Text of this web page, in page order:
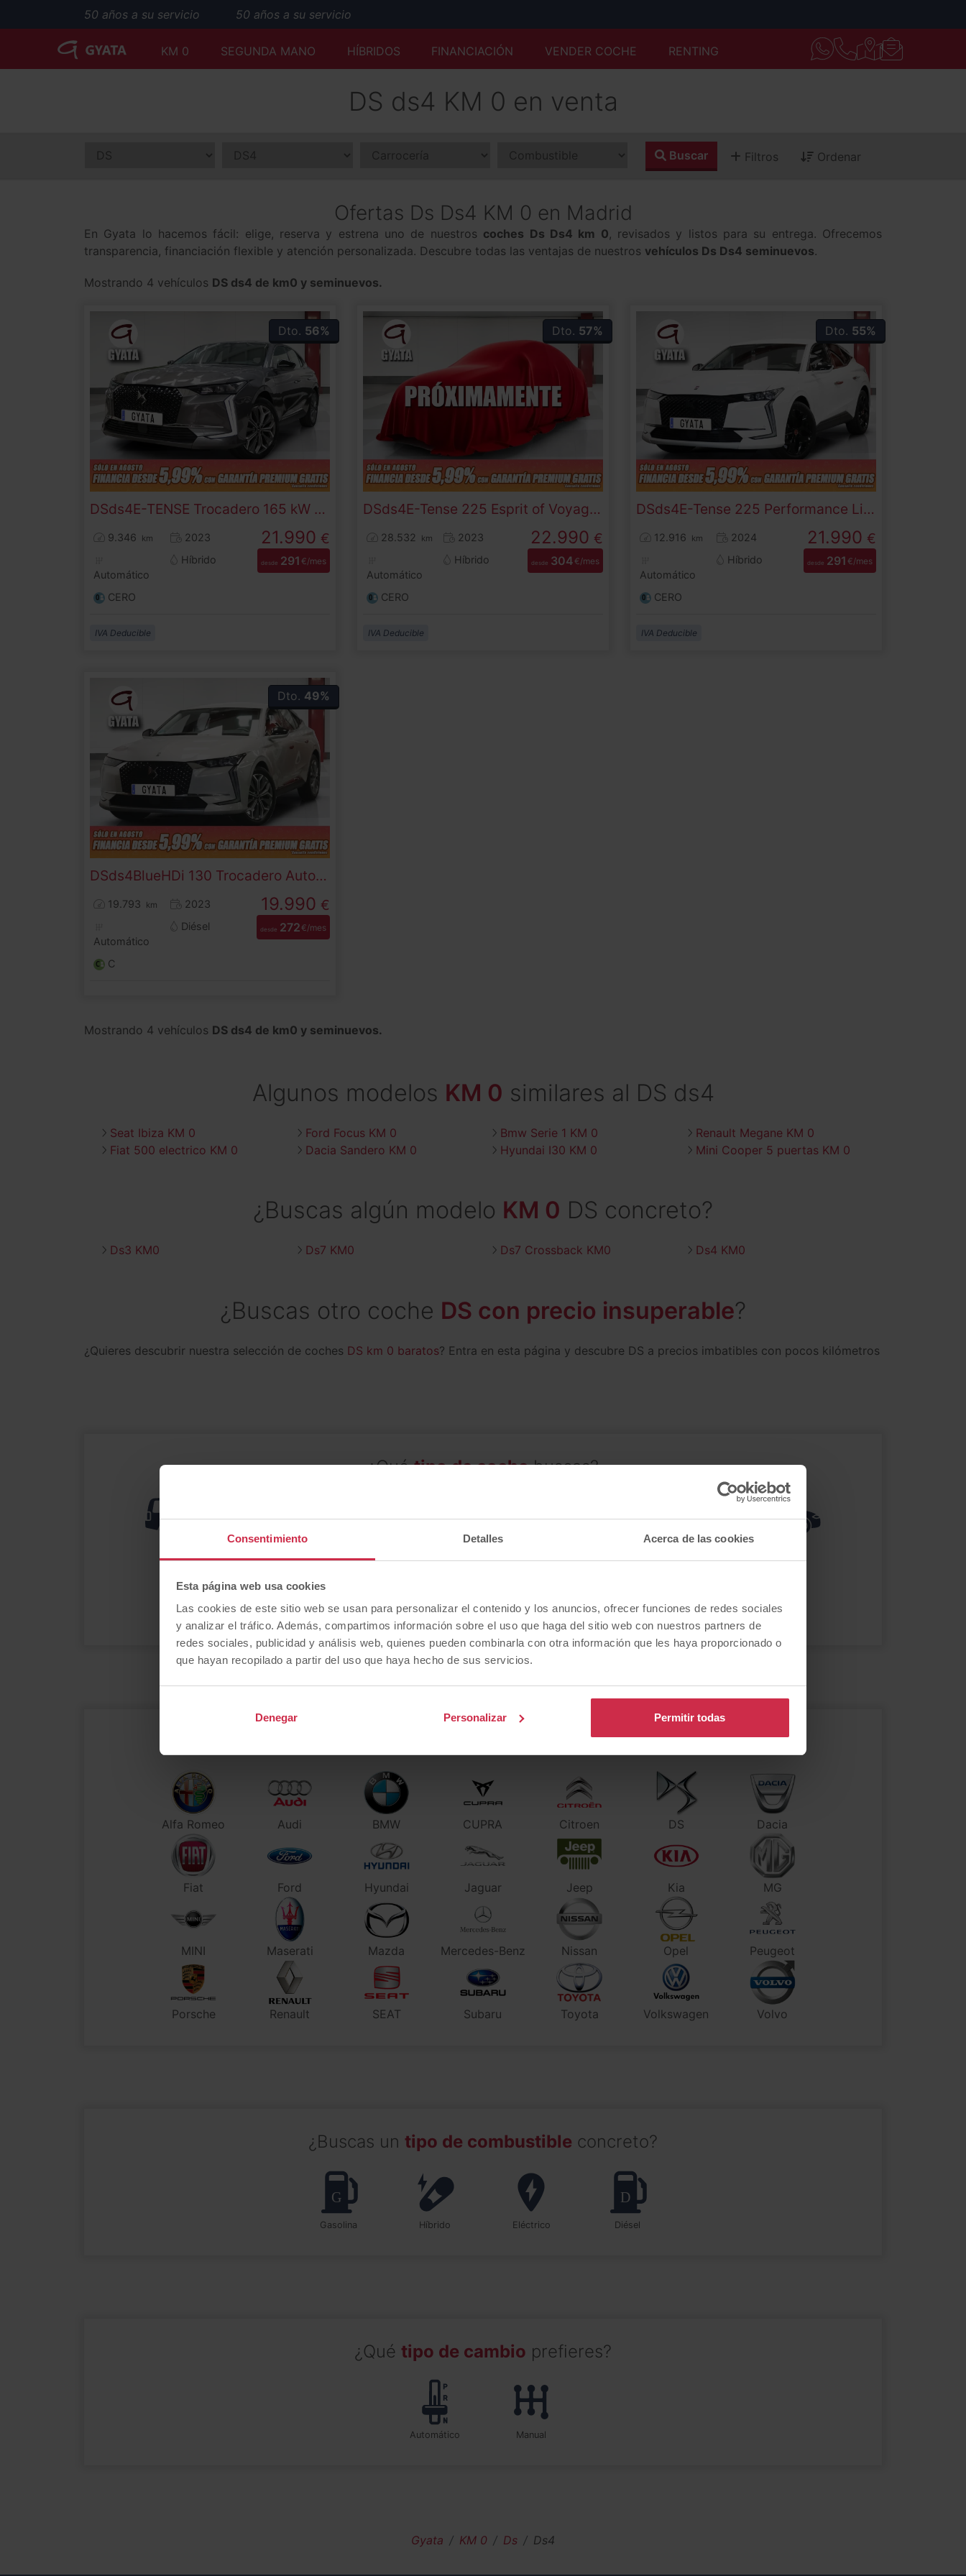
Consentimiento Detalles Acerca de las cookies
Esta página web usa cookies
Las cookies de este sitio web se usan para personalizar el contenido y los anuncios, ofrecer funciones de redes sociales
y analizar el tráfico. Además, compartimos información sobre el uso que haga del sitio web con nuestros partners de
redes sociales, publicidad y análisis web, quienes pueden combinarla con otra información que les haya proporcionado o
que hayan recopilado a partir del uso que haya hecho de sus servicios.
Denegar Personalizar Permitir todas
50 años a su servicio
50 años a su servicio
50 años a su servicio
KM 0 SEGUNDA MANO HÍBRIDOS FINANCIACIÓN VENDER COCHE RENTING
DS ds4 KM 0 en venta
Buscar Filtros Ordenar
Ofertas Ds Ds4 KM 0 en Madrid
En Gyata lo hacemos fácil: elige, reserva y estrena uno de nuestros coches Ds Ds4 km 0, revisados y listos para su entrega. Ofrecemos
transparencia, financiación flexible y atención personalizada. Descubre todas las ventajas de nuestros vehículos Ds Ds4 seminuevos.
Mostrando 4 vehículos DS ds4 de km0 y seminuevos.
Dto. 56%
DSds4 E-TENSE Trocadero 165 kW (225 CV)
9.346 km 2023
Automático
Híbrido
CERO
21.990 €
desde 291 €/mes
IVA Deducible
Dto. 57%
DSds4 E-Tense 225 Esprit of Voyage Auto 165 kW (225 CV)
28.532 km 2023
Automático
Híbrido
CERO
22.990 €
desde 304€/mes
IVA Deducible
Dto. 55%
DSds4 E-Tense 225 Performance Line 165 kW (225 CV)
12.916 km 2024
Automático
Híbrido
CERO
21.990 €
desde 291 €/mes
IVA Deducible
Dto. 49%
DSds4 BlueHDi 130 Trocadero Auto 96 kW (130 CV)
19.793 km 2023
Automático
Diésel
C
19.990 €
desde 272€/mes
Mostrando 4 vehículos DS ds4 de km0 y seminuevos.
Algunos modelos KM 0 similares al DS ds4
Seat Ibiza KM 0 Ford Focus KM 0 Bmw Serie 1 KM 0
Renault Megane KM 0
Fiat 500 electrico KM 0
Dacia Sandero KM 0 Hyundai I30 KM 0 Mini Cooper 5 puertas KM 0
¿Buscas algún modelo KM 0 DS concreto?
Ds3 KM0 Ds7 KM0 Ds7 Crossback KM0 Ds4 KM0
¿Buscas otro coche DS con precio insuperable?
¿Quieres descubrir nuestra selección de coches DS km 0 baratos? Entra en esta página y descubre DS a precios imbatibles con pocos kilómetros
¿Quétipo de cochebuscas?
autocaravana coupé Eléctrico automático
Alfa Romeo Audi BMW CUPRA Citroen DS Dacia
Fiat Ford Hyundai Jaguar Jeep Kia MG
MINI Maserati Mazda Mercedes-Benz Nissan Opel Peugeot
Porsche Renault SEAT Subaru Toyota Volkswagen Volvo
¿Buscas un tipo de combustible concreto?
Gasolina Híbrido Eléctrico Diésel
¿Qué tipo de cambio prefieres?
automático manual
Gyata KM 0 Ds Ds4